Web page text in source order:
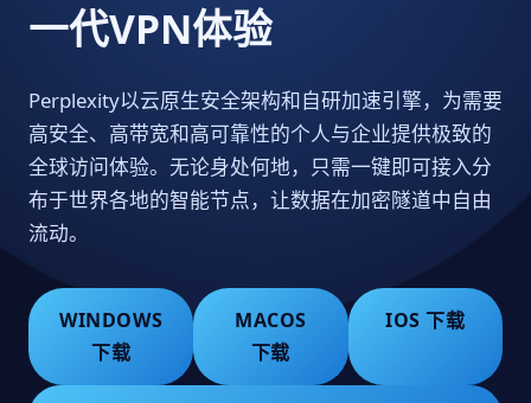
一代VPN体验
Perplexity以云原生安全架构和自研加速引擎，为需要
高安全、高带宽和高可靠性的个人与企业提供极致的
全球访问体验。无论身处何地，只需一键即可接入分
布于世界各地的智能节点，让数据在加密隧道中自由
流动。
WINDOWS
下载
MACOS
下载
IOS 下载